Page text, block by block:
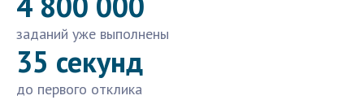
заданий уже выполнены
35 секунд
до первого отклика